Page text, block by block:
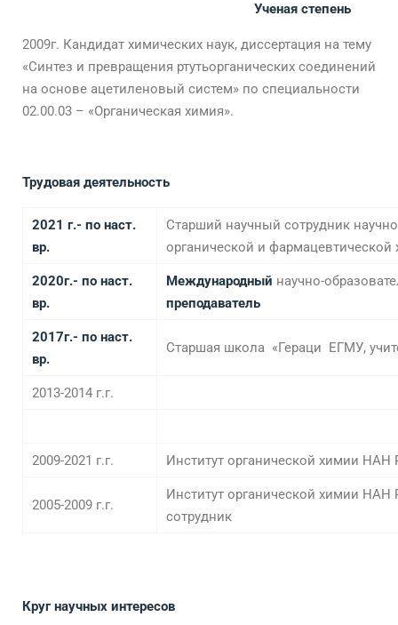
Ученая степень
2009г. Кандидат химических наук, диссертация на тему
«Синтез и превращения ртутьорганических соединений
на основе ацетиленовый систем» по специальности
02.00.03 – «Органическая химия».
Трудовая деятельность
2021 г.- по наст.
вр.
Старший научный сотрудник
органической и
2020г.- по наст.
вр.
Международный научно-
преподаватель
2017г.- по наст.
вр.
Старшая школа «Гераци ЕГМУ,
2013-2014 г.г.
2009-2021 г.г. Институт органической химии
2005-2009 г.г.
Институт органической химии
сотрудник
Круг научных интересов